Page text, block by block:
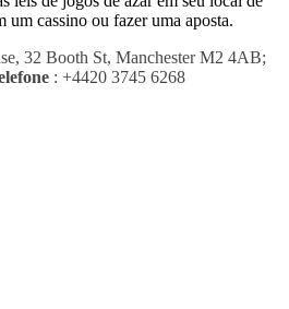
um cassino ou fazer uma aposta.
32 Booth St, Manchester M2 4AB;
: +4420 3745 6268